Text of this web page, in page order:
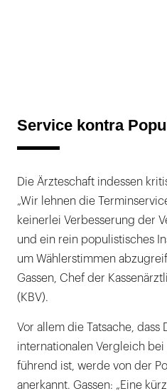
Service kontra
Die Ärzteschaft indessen
„Wir lehnen die
keinerlei Verbesserung der
und ein rein populistisches
um Wählerstimmen
Gassen, Chef der
(KBV).
Vor allem die Tatsache, dass
internationalen Vergleich bei
führend ist, werde von der
anerkannt. Gassen: „Eine